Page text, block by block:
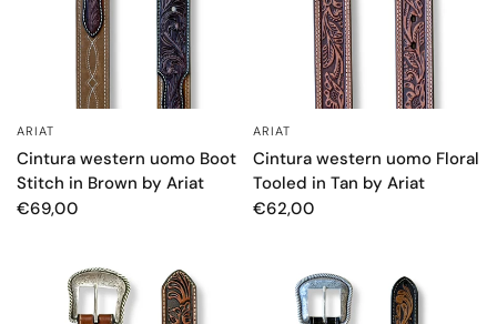
ARIAT
Cintura western uomo Boot
Stitch in Brown by Ariat
€69,00
ARIAT
Cintura western uomo Floral
Tooled in Tan by Ariat
€62,00